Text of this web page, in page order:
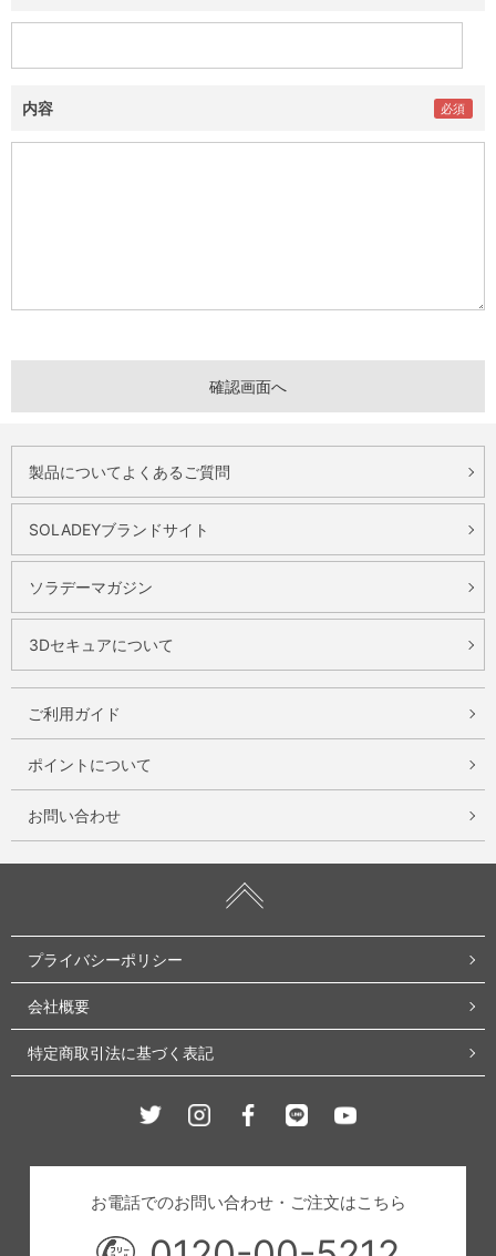
内容
製品についてよくあるご質問
SOLADEYブランドサイト
ソラデーマガジン
3Dセキュアについて
ご利用ガイド
ポイントについて
お問い合わせ
プライバシーポリシー
会社概要
特定商取引法に基づく表記
Twitter InstagramFacebook
Line
お電話でのお問い合わせ・ご注文はこちら